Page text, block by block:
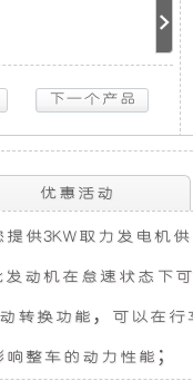
用
全
新
计，
优惠活动
供3KW取力发电机
动机在怠速状态下
转换功能，可以在
整车的动力性能；